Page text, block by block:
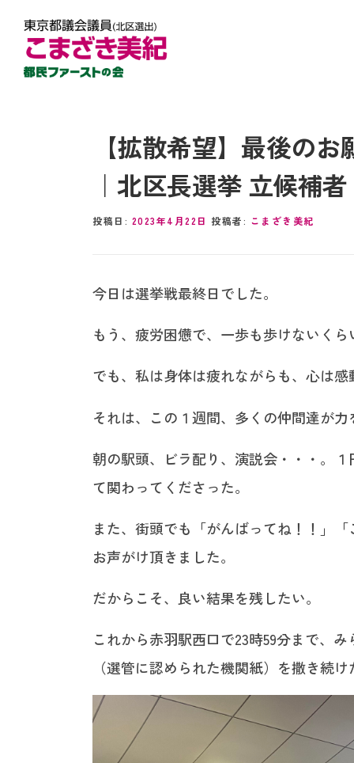
【拡散希望】最後の
｜北区長選挙 立候補者
投稿日: 2023年4月22日 投稿者: こまざき美紀
今日は選挙戦最終日でした。
もう、疲労困憊で、一歩も歩けないく
でも、私は身体は疲れながらも、心は
それは、この１週間、多くの仲間達が
朝の駅頭、ビラ配り、演説会・・・。
て関わってくださった。
また、街頭でも「がんばってね！！」
お声がけ頂きました。
だからこそ、良い結果を残したい。
これから赤羽駅西口で23時59分まで、
（選管に認められた機関紙）を撒き続